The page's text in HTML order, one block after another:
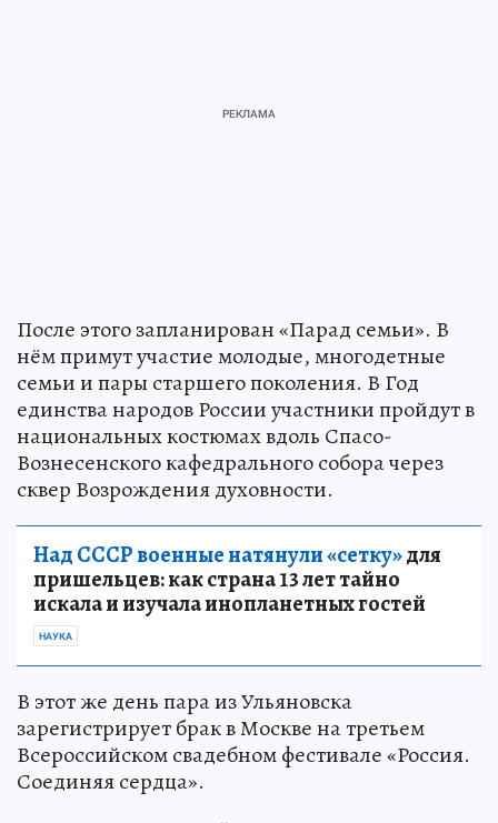
После этого запланирован «Парад семьи». В
нём примут участие молодые, многодетные
семьи и пары старшего поколения. В Год
единства народов России участники пройдут в
национальных костюмах вдоль Спасо-
Вознесенского кафедрального собора через
сквер Возрождения духовности.
Над СССР военные натянули «сетку»для
пришельцев: как страна 13 лет тайно
искала и изучала инопланетных гостей
НАУКА
В этот же день пара из Ульяновска
зарегистрирует брак в Москве на третьем
Всероссийском свадебном фестивале «Россия.
Соединяя сердца».